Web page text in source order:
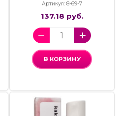
Артикул: 8-69-7
137.18 руб.
В КОРЗИНУ